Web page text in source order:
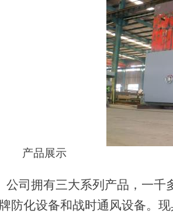
品展示
公司拥有三大系列产品，一千
牌防化设备和战时通风设备。